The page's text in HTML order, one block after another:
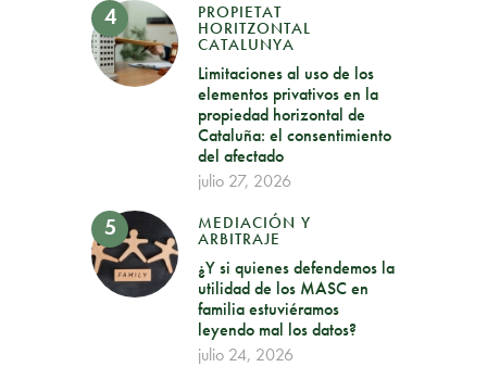
PROPIETAT
HORITZONTAL
CATALUNYA
Limitaciones al uso de los
elementos privativos en la
propiedad horizontal de
Cataluña: el consentimiento
del afectado
julio 27, 2026
MEDIACIÓN Y
ARBITRAJE
¿Y si quienes defendemos la
utilidad de los MASC en
familia estuviéramos
leyendo mal los datos?
julio 24, 2026